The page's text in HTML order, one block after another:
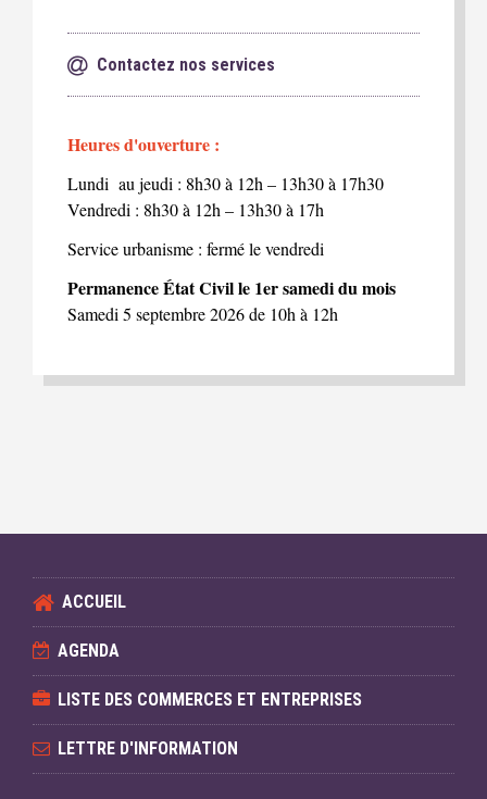
Contactez nos services
Heures d'ouverture :
Lundi au jeudi : 8h30 à 12h – 13h30 à 17h30
Vendredi : 8h30 à 12h – 13h30 à 17h
Service urbanisme : fermé le vendredi
Permanence État Civil le 1er samedi du mois
Samedi 5 septembre 2026 de 10h à 12h
ACCUEIL
AGENDA
LISTE DES COMMERCES ET ENTREPRISES
LETTRE D'INFORMATION